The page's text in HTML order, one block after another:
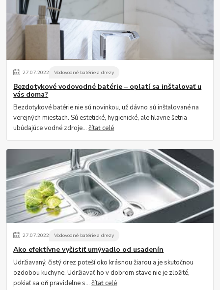
27.07.2022 Vodovodné batérie a drezy
Bezdotykové vodovodné batérie – oplatí sa inštalovať u
vás doma?
Bezdotykové batérie nie sú novinkou, už dávno sú inštalované na
verejných miestach. Sú estetické, hygienické, ale hlavne šetria
ubúdajúce vodné zdroje...čítať celé
27.07.2022 Vodovodné batérie a drezy
Ako efektívne vyčistiť umývadlo od usadenín
Udržiavaný, čistý drez poteší oko krásnou žiarou a je skutočnou
ozdobou kuchyne. Udržiavať ho v dobrom stave nie je zložité,
pokiaľ sa oň pravidelne s...čítať celé